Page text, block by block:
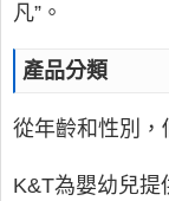
凡”。
產品分類
從年齡和性別
K&T為嬰幼兒提